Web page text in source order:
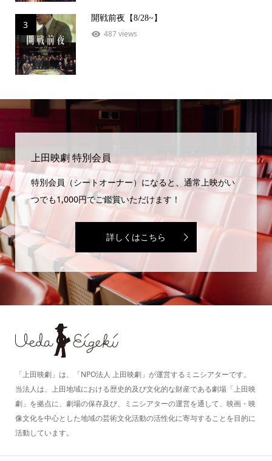
3
開戦前夜【8/28~】
487 views
上田映劇 特別会員
特別会員（シートオーナー）になると、通常上映がい
つでも1,000円でご鑑賞いただけます！
詳しくはこちら
「上田映劇」は、「NPO法人 上田映劇」が運営するミニシアターです。
当法人は、上田地域における歴史的及び文化的な財産である劇場「上田映
劇」を拠点に、劇場の保存及び、ミニシアターの運営を通して、映画・映
像文化を中心とした地域の芸術文化活動の活性化に寄与することを目的に
活動しています。